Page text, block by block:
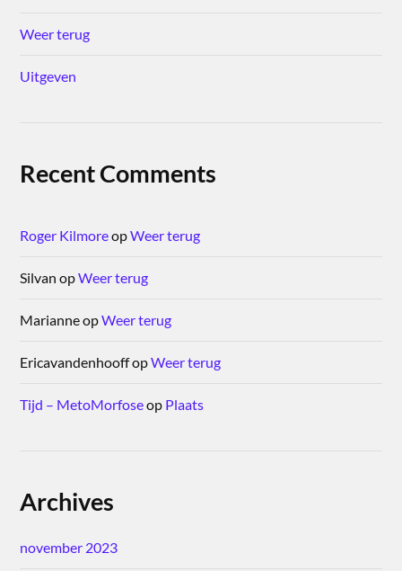
Weer terug
Uitgeven
Recent Comments
Roger KilmoreopWeer terug
Silvan opWeer terug
MarianneopWeer terug
EricavandenhooffopWeer terug
Tijd – MetoMorfoseop Plaats
Archives
november 2023